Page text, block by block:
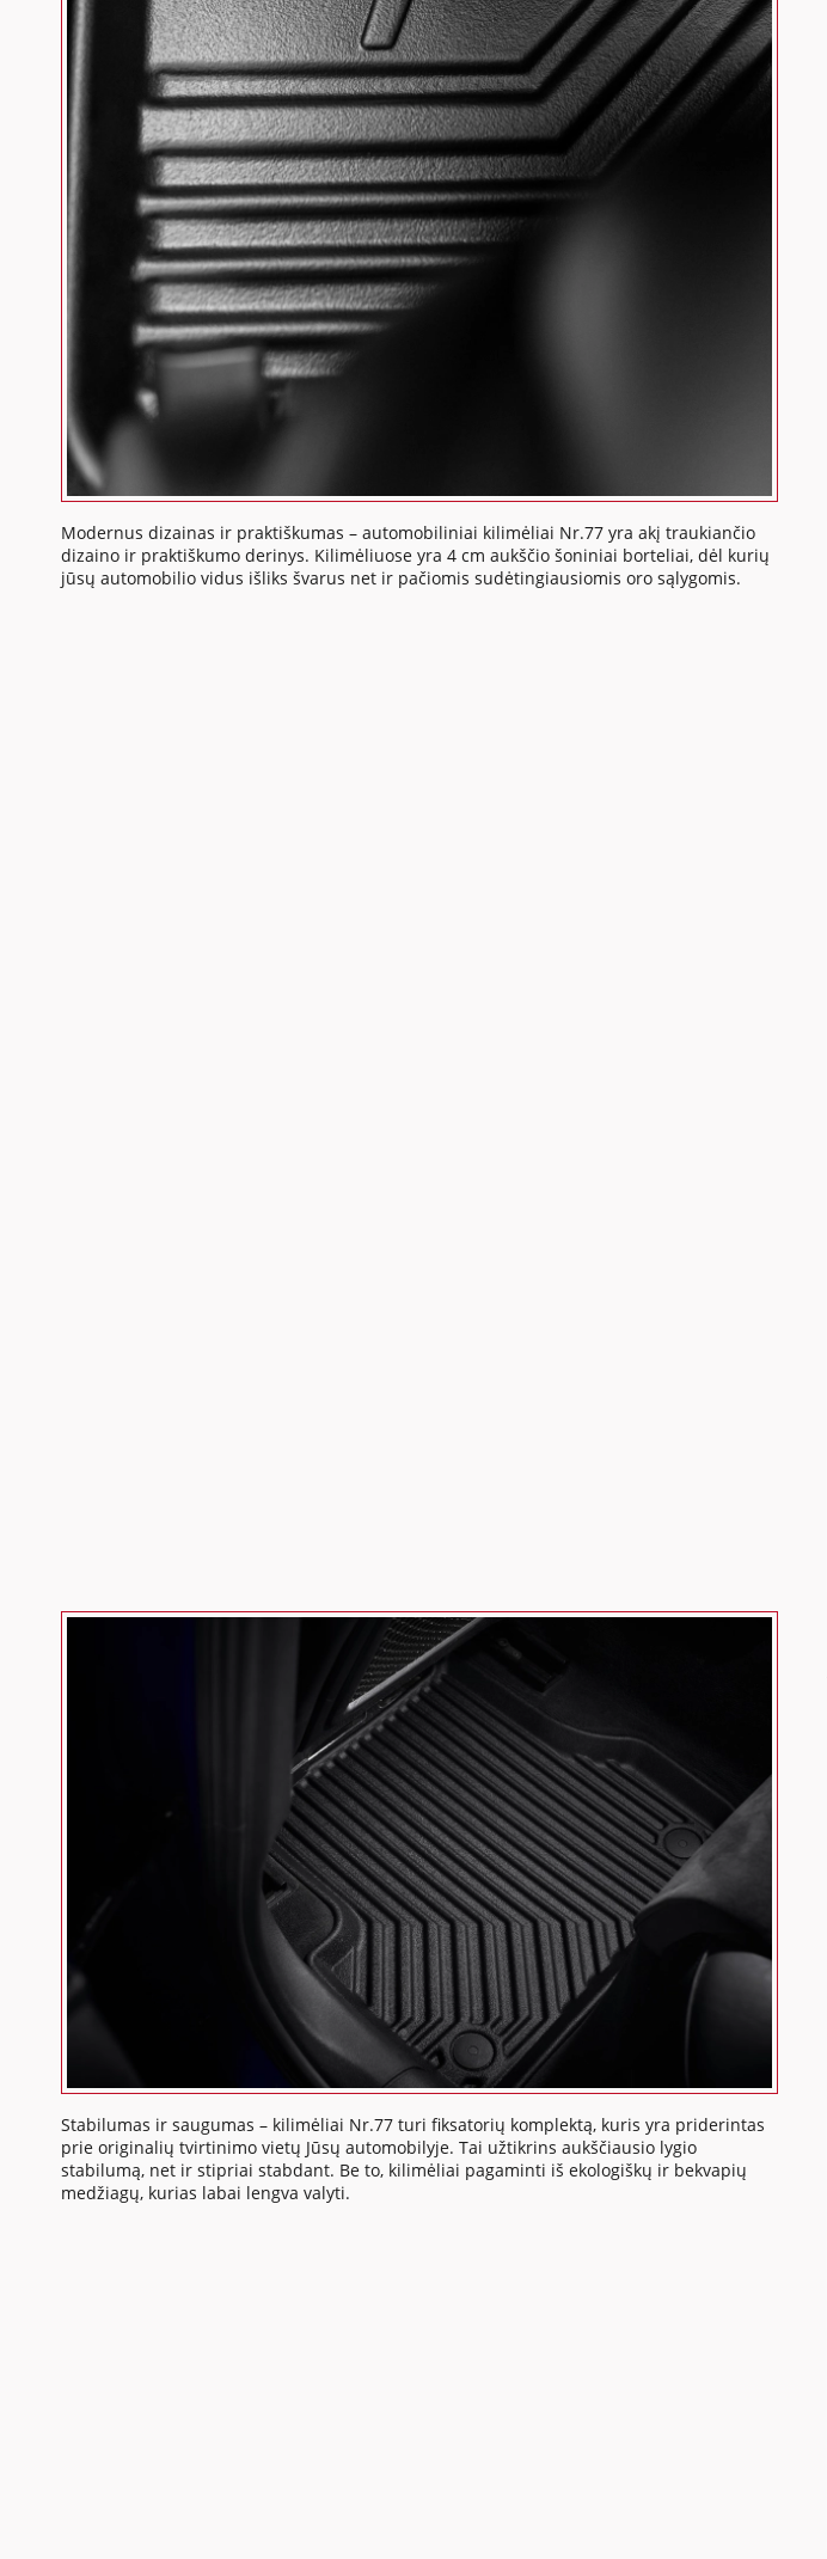
Modernus dizainas ir praktiškumas – automobiliniai kilimėliai Nr.77 yra akį traukiančio
dizaino ir praktiškumo derinys. Kilimėliuose yra 4 cm aukščio šoniniai borteliai, dėl kurių
jūsų automobilio vidus išliks švarus net ir pačiomis sudėtingiausiomis oro sąlygomis.
Stabilumas ir saugumas – kilimėliai Nr.77 turi fiksatorių komplektą, kuris yra priderintas
prie originalių tvirtinimo vietų Jūsų automobilyje. Tai užtikrins aukščiausio lygio
stabilumą, net ir stipriai stabdant. Be to, kilimėliai pagaminti iš ekologiškų ir bekvapių
medžiagų, kurias labai lengva valyti.